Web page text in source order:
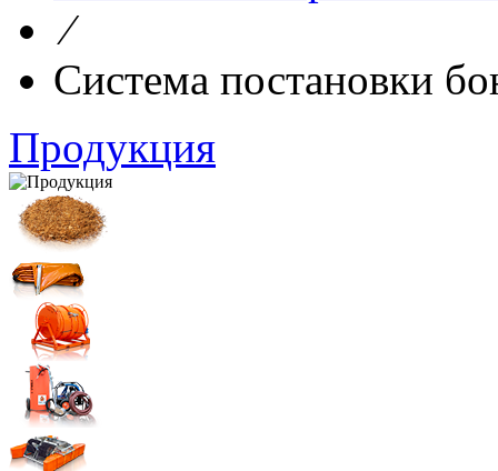
⁄
Система постановки
Продукция